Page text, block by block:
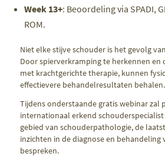
Week 13+: Beoordeling via SPADI,
ROM.
Niet elke stijve schouder is het gevolg
Door spierverkramping te herkennen en
met krachtgerichte therapie, kunnen
effectievere behandelresultaten behalen.
Tijdens onderstaande gratis webinar zal
internationaal erkend
gebied van schouderpathologie, de
inzichten in de diagnose en behandeling
bespreken.